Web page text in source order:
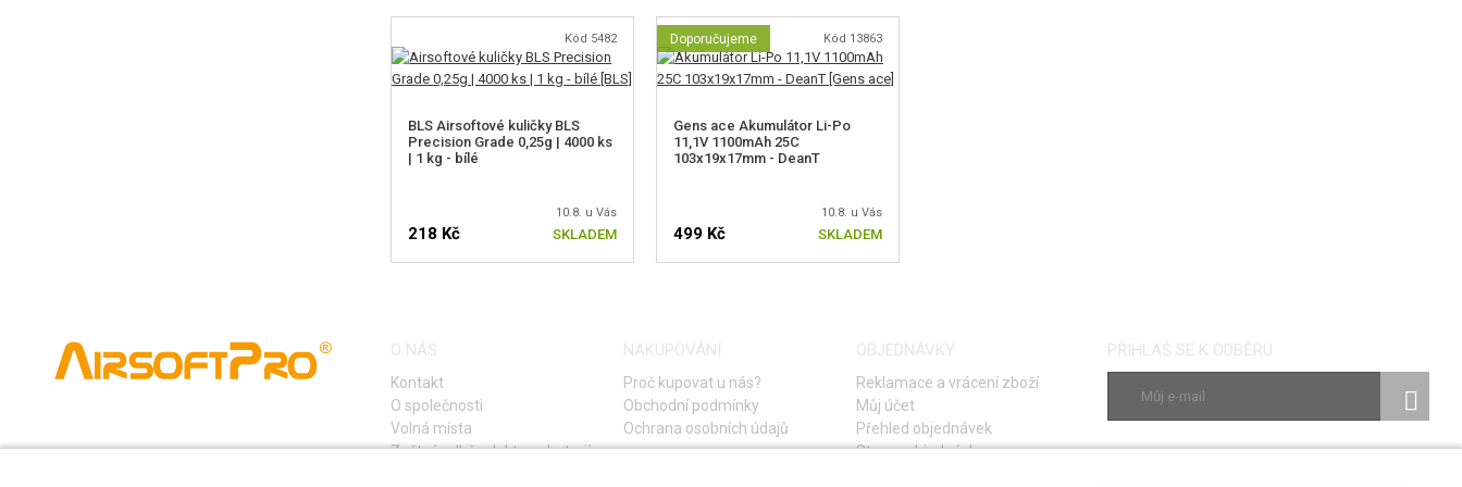
Kód 5482
BLS Airsoftové kuličky BLS
Precision Grade 0,25g | 4000 ks
| 1 kg - bílé
10.8. u Vás
218 Kč SKLADEM
Doporučujeme Kód 13863
Gens ace Akumulátor Li-Po
11,1V 1100mAh 25C
103x19x17mm - DeanT
10.8. u Vás
499 Kč SKLADEM
O NÁS
Kontakt
O společnosti
Volná místa
Zpětný odběr elektro a baterií
NAKUPOVÁNÍ
Proč kupovat u nás?
Obchodní podmínky
Ochrana osobních údajů
OBJEDNÁVKY
Reklamace a vrácení zboží
Můj účet
Přehled objednávek
Storno objednávky
PŘIHLAŠ SE K ODBĚRU